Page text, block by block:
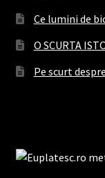
Ce lumini de
O SCURTA
Pe scurt